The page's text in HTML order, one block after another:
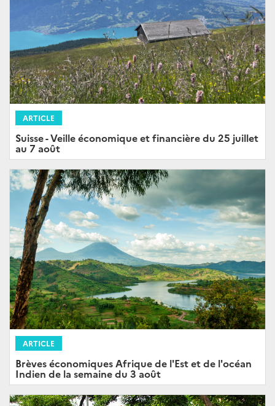
ARTICLE
Suisse - Veille économique et financière du 25 juillet
au 7 août
ARTICLE
Brèves économiques Afrique de l'Est et de l'océan
Indien de la semaine du 3 août